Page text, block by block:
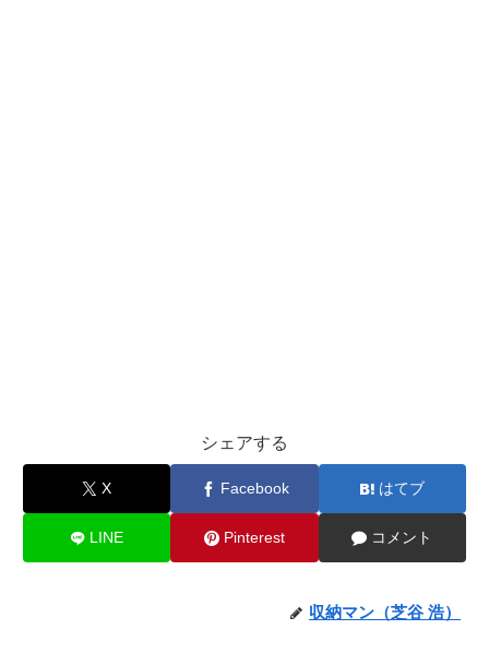
シェアする
X Facebook はてブ
LINE Pinterest コメント
収納マン（芝谷 浩）